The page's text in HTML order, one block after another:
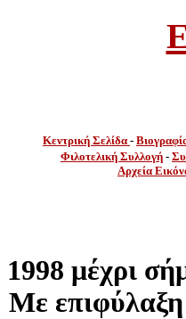
Κεντρική Σελίδα -
Φιλοτελική Συλλογή -
Αρχεία
1998 μέχρι
Με επιφύλαξη